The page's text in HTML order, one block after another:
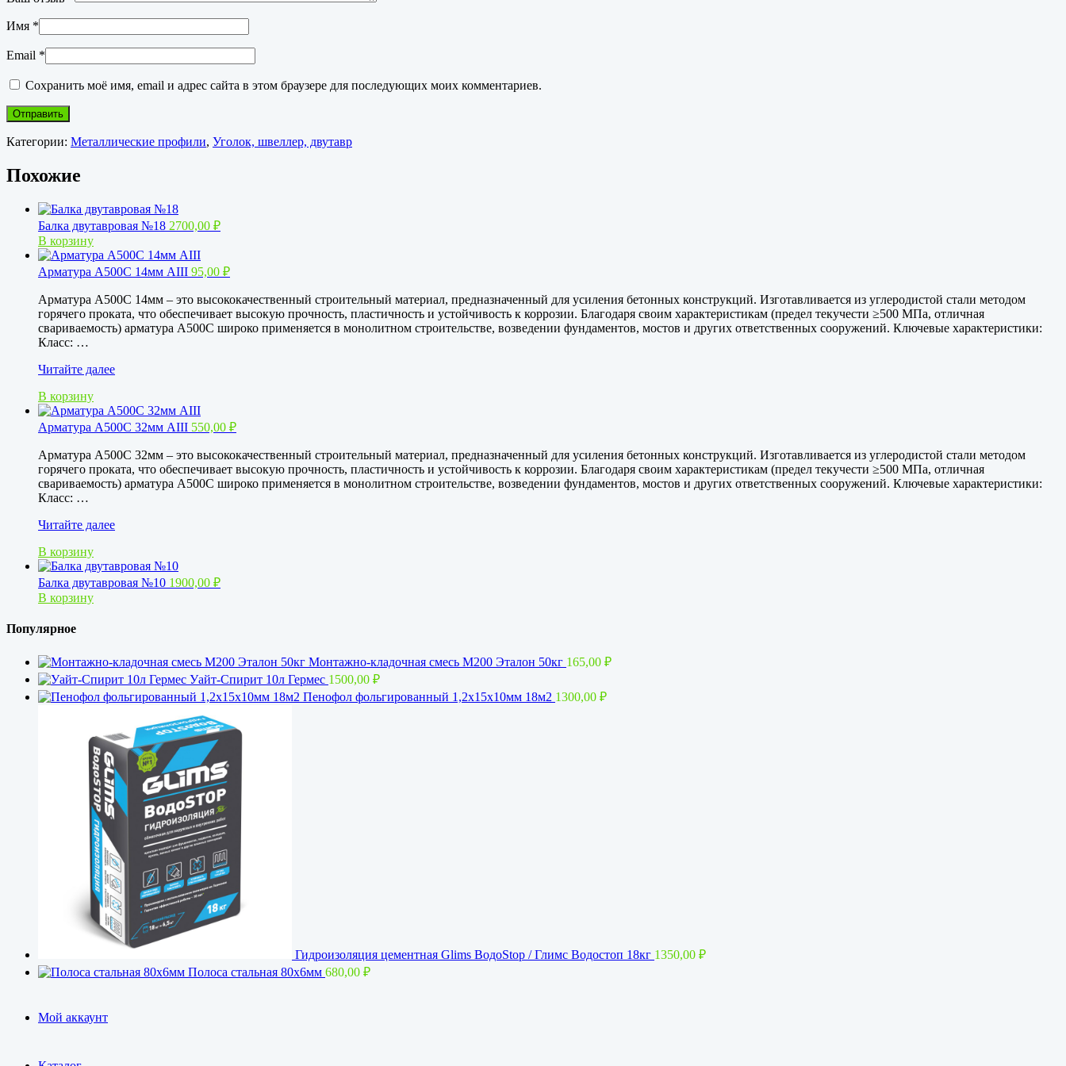
Имя *
Email *
Сохранить моё имя, email и адрес сайта в этом браузере для последующих моих комментариев.
Категории: Металлические профили, Уголок, швеллер, двутавр
Похожие
Балка двутавровая №18 2700,00 ₽
В корзину
Арматура А500С 14мм АIII 95,00 ₽
Арматура А500С 14мм – это высококачественный строительный материал, предназначенный для усиления бетонных конструкций. Изготавливается из углеродистой стали методом
горячего проката, что обеспечивает высокую прочность, пластичность и устойчивость к коррозии. Благодаря своим характеристикам (предел текучести ≥500 МПа, отличная
свариваемость) арматура А500С широко применяется в монолитном строительстве, возведении фундаментов, мостов и других ответственных сооружений. Ключевые характеристики:
Класс: …
Арматура
14мм
АIII
Читайте далее
В корзину
Арматура А500С 32мм АIII 550,00 ₽
Арматура А500С 32мм – это высококачественный строительный материал, предназначенный для усиления бетонных конструкций. Изготавливается из углеродистой стали методом
горячего проката, что обеспечивает высокую прочность, пластичность и устойчивость к коррозии. Благодаря своим характеристикам (предел текучести ≥500 МПа, отличная
свариваемость) арматура А500С широко применяется в монолитном строительстве, возведении фундаментов, мостов и других ответственных сооружений. Ключевые характеристики:
Класс: …
Арматура
32мм
АIII
Читайте далее
В корзину
Балка двутавровая №10 1900,00 ₽
В корзину
Популярное
Монтажно-кладочная смесь М200 Эталон 50кг 165,00 ₽
Уайт-Спирит 10л Гермес 1500,00 ₽
Пенофол фольгированный 1,2x15х10мм 18м2 1300,00 ₽
Гидроизоляция цементная Glims BoдoStop / Глимс Водостоп 18кг 1350,00 ₽
Полоса стальная 80х6мм 680,00 ₽
Мой аккаунт